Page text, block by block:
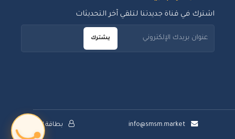
اشترك في قناة جديدتنا لتلقي آخر التحديثات
يشترك
info@smsm.market بطاقة الدعم